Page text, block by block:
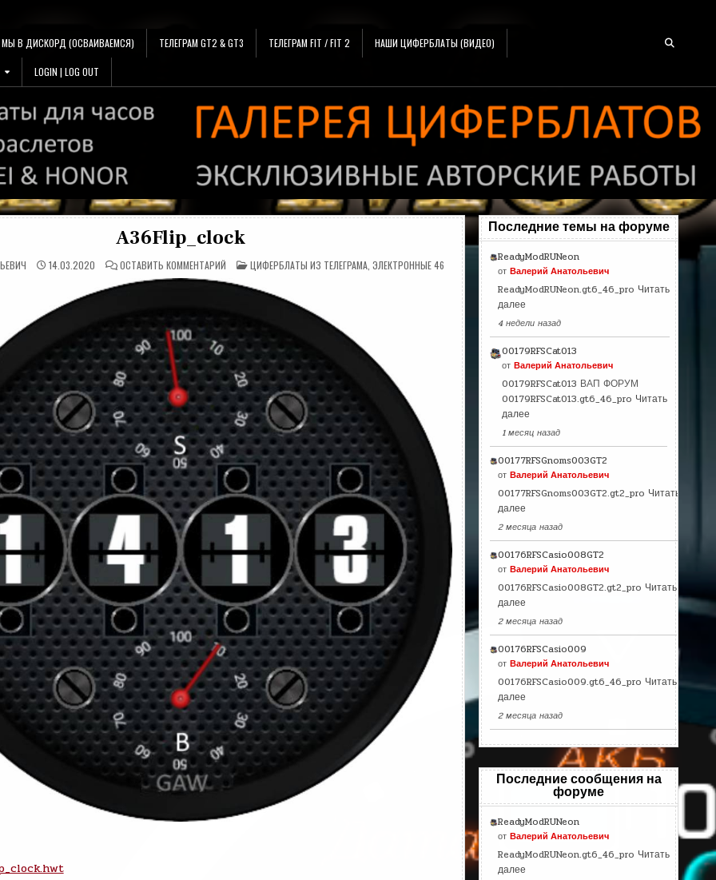
МЫ В ДИСКОРД (ОСВАИВАЕМСЯ) ТЕЛЕГРАМ GT2 & GT3 ТЕЛЕГРАМ FIT / FIT 2 НАШИ ЦИФЕРБЛАТЫ (ВИДЕО)
LOGIN | LOG OUT
A36Flip_clock
14.03.2020 ОСТАВИТЬ КОММЕНТАРИЙНА
A36FLIP_CLOCK
ОПУБЛИКОВАНО
В
ЦИФЕРБЛАТЫ ИЗ ТЕЛЕГРАМА, ЭЛЕКТРОННЫЕ 46
Последние темы на форуме
ReadyModRUNeon
от Валерий Анатольевич
ReadyModRUNeon.gt6_46_pro Читать
далее
4 недели назад
00179RFSCat013
от Валерий Анатольевич
00179RFSCat013 ВАП ФОРУМ
00179RFSCat013.gt6_46_pro Читать
далее
1 месяц назад
00177RFSGnoms003GT2
от Валерий Анатольевич
00177RFSGnoms003GT2.gt2_pro Читать
далее
2 месяца назад
00176RFSCasio008GT2
от Валерий Анатольевич
00176RFSCasio008GT2.gt2_pro Читать
далее
2 месяца назад
00176RFSCasio009
от Валерий Анатольевич
00176RFSCasio009.gt6_46_pro Читать
далее
2 месяца назад
Последние сообщения на
форуме
ReadyModRUNeon
от Валерий Анатольевич
ReadyModRUNeon.gt6_46_pro Читать
далее